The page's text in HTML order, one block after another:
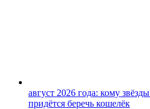
август 2026 года: кому
придётся беречь кошелёк